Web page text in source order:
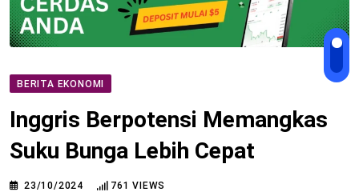
BERITA EKONOMI
Inggris Berpotensi Memangkas
Suku Bunga Lebih Cepat
23/10/2024 761 VIEWS